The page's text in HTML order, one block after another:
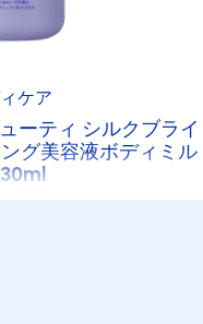
ケア
ーティ シルクブライ
グ美容液ボディミル